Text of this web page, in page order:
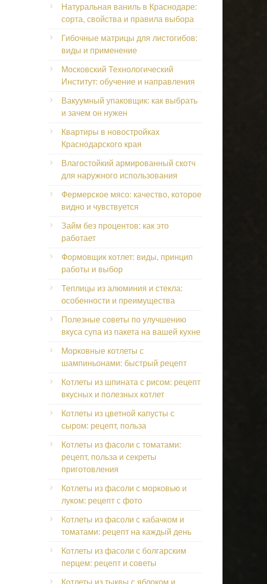
Натуральная ваниль в Краснодаре:
сорта, свойства и правила выбора
Гибочные матрицы для листогибов:
виды и применение
Московский Технологический
Институт: обучение и направления
Вакуумный упаковщик: как выбрать
и зачем он нужен
Квартиры в новостройках
Краснодарского края
Влагостойкий армированный скотч
для наружного использования
Фермерское мясо: качество, которое
видно и чувствуется
Займ без процентов: как это
работает
Формовщик котлет: виды, принцип
работы и выбор
Теплицы из алюминия и стекла:
особенности и преимущества
Полезные советы по улучшению
вкуса супа из пакета на вашей кухне
Морковные котлеты с
шампиньонами: быстрый рецепт
Котлеты из шпината с рисом: рецепт
вкусных и полезных котлет
Котлеты из цветной капусты с
сыром: рецепт, польза
Котлеты из фасоли с томатами:
рецепт, польза и секреты
приготовления
Котлеты из фасоли с морковью и
луком: рецепт с фото
Котлеты из фасоли с кабачком и
томатами: рецепт на каждый день
Котлеты из фасоли с болгарским
перцем: рецепт и советы
Котлеты из тыквы с яблоком и